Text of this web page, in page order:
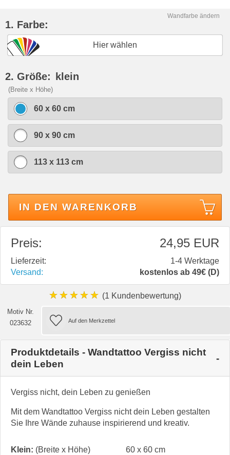
Wandfarbe ändern
1. Farbe:
Hier wählen
2. Größe: klein
(Breite x Höhe)
60 x 60 cm
90 x 90 cm
113 x 113 cm
IN DEN WARENKORB
Preis: 24,95 EUR
Lieferzeit:
1-4 Werktage
Versand:
kostenlos ab 49€ (D)
★★★★★ (1 Kundenbewertung)
Motiv Nr.
023632
Produktdetails - Wandtattoo Vergiss nicht
dein Leben
Vergiss nicht, dein Leben zu genießen
Mit dem Wandtattoo Vergiss nicht dein Leben gestalten
Sie Ihre Wände zuhause inspirierend und kreativ.
Klein: (Breite x Höhe) 60 x 60 cm